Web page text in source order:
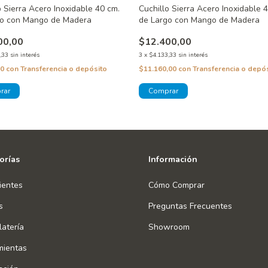
Sierra Acero Inoxidable 40 cm.
con Mango de Madera
sin interés
conTransferencia o depósito
Cuchillo Sierra Acero Inoxidable
de Largo con Mango de Madera
$12.400,00
3 x $4.133,33 sin interés
$11.160,00 conTransferencia o
Información
Cómo Comprar
Preguntas Frecuentes
Showroom